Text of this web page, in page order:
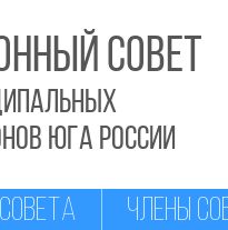
СОВЕТ
ЮГА РОССИИ
ЧЛЕНЫ